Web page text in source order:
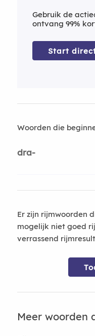
Gebruik de
ontvang 99%
Start
Woorden die
dra-
Er zijn rijmwoorden
mogelijk niet goed
verrassend
Meer woorden